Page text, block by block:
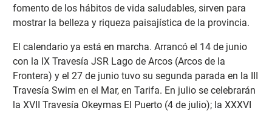
fomento de los hábitos de vida saludables, sirven para
mostrar la belleza y riqueza paisajística de la provincia.
El calendario ya está en marcha. Arrancó el 14 de junio
con la IX Travesía JSR Lago de Arcos (Arcos de la
Frontera) y el 27 de junio tuvo su segunda parada en la III
Travesía Swim en el Mar, en Tarifa. En julio se celebrarán
la XVII Travesía Okeymas El Puerto (4 de julio); la XXXVI